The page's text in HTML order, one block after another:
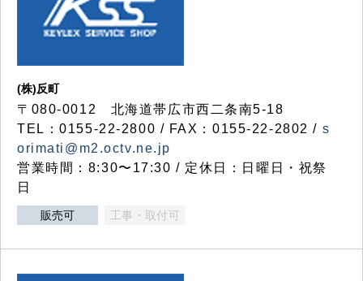
(株)反町
〒080-0012 北海道帯広市西二条南5-18
TEL：0155-22-2800 / FAX：0155-22-2802 / s
orimati@m2.octv.ne.jp
営業時間：8:30〜17:30 / 定休日：日曜日・祝祭
日
販売可 工事・取付可